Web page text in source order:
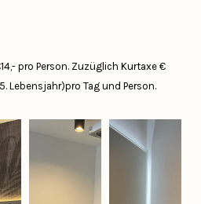
pro Person. Zuzüglich Kurtaxe €
Lebensjahr)pro Tag und Person.